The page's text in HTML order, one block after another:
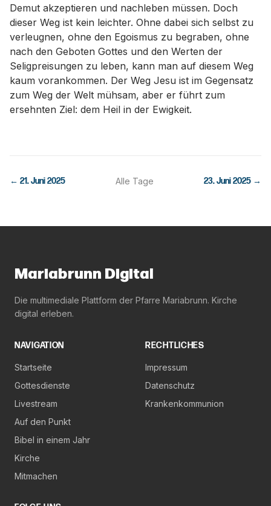
Demut akzeptieren und nachleben müssen. Doch
dieser Weg ist kein leichter. Ohne dabei sich selbst zu
verleugnen, ohne den Egoismus zu begraben, ohne
nach den Geboten Gottes und den Werten der
Seligpreisungen zu leben, kann man auf diesem Weg
kaum vorankommen. Der Weg Jesu ist im Gegensatz
zum Weg der Welt mühsam, aber er führt zum
ersehnten Ziel: dem Heil in der Ewigkeit.
← 21. Juni 2025 Alle Tage 23. Juni 2025 →
Mariabrunn Digital
Die multimediale Plattform der Pfarre Mariabrunn. Kirche
digital erleben.
NAVIGATION
Startseite
Gottesdienste
Livestream
Auf den Punkt
Bibel in einem Jahr
Kirche
Mitmachen
RECHTLICHES
Impressum
Datenschutz
Krankenkommunion